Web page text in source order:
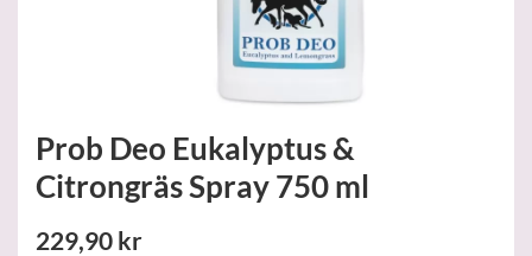
Prob Deo Eukalyptus &
Citrongräs Spray 750 ml
229,90 kr